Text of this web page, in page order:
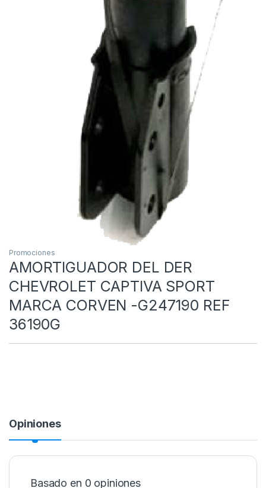
Promociones
AMORTIGUADOR DEL DER
CHEVROLET CAPTIVA SPORT
MARCA CORVEN -G247190 REF
36190G
Opiniones
Basado en 0 opiniones